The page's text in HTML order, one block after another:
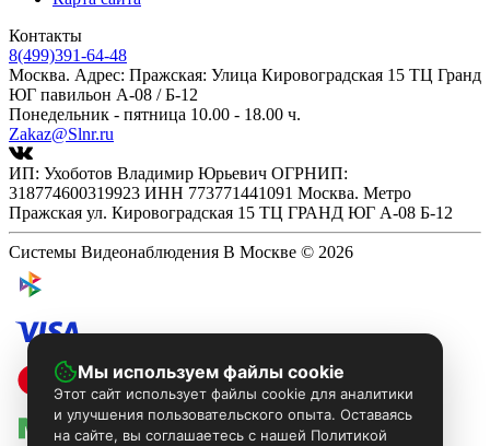
Контакты
8(499)391-64-48
Москва. Адрес: Пражская: Улица Кировоградская 15 ТЦ Гранд
ЮГ павильон А-08 / Б-12
Понедельник - пятница 10.00 - 18.00 ч.
Zakaz@Slnr.ru
ИП: Ухоботов Владимир Юрьевич ОГРНИП:
318774600319923 ИНН 773771441091 Москва. Метро
Пражская ул. Кировоградская 15 ТЦ ГРАНД ЮГ А-08 Б-12
Системы Видеонаблюдения В Москве © 2026
Мы используем файлы cookie
Этот сайт использует файлы cookie для аналитики
и улучшения пользовательского опыта. Оставаясь
на сайте, вы соглашаетесь с нашей Политикой